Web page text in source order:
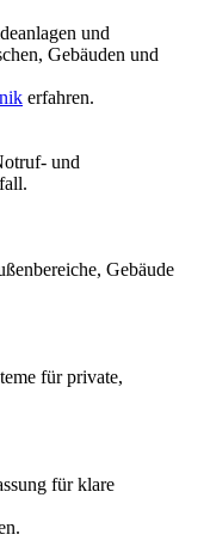
und
Gebäuden und
erfahren.
und
Gebäude
für private,
für klare